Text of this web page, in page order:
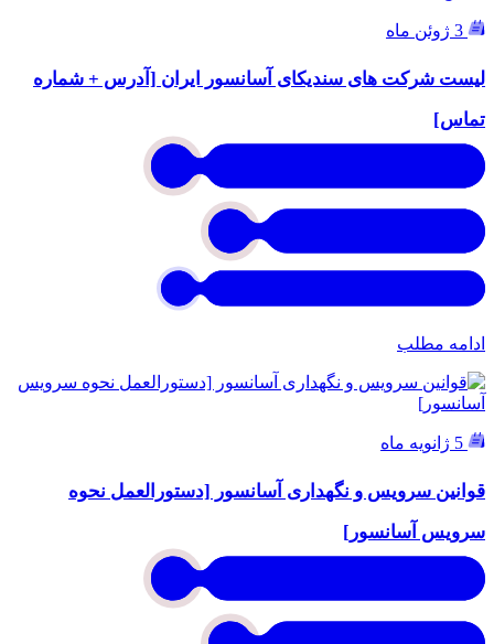
لیست شرکت های سندیکای آسانسور ایران [آدرس + شماره
تماس]
ادامه مطلب
قوانین سرویس و نگهداری آسانسور [دستورالعمل نحوه
سرویس آسانسور]